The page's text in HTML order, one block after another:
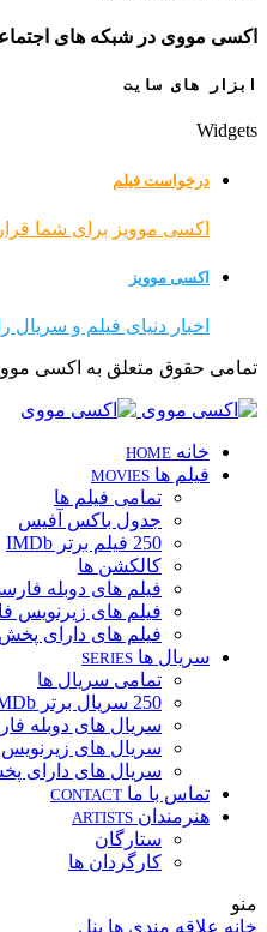
اکسی مووی در شبکه های
ابزار های سایت
Widgets
درخواست فیلم
اکسی موویز برای شما
اکسی موویز
اخبار دنیای فیلم و سریال
تمامی حقوق متعلق به اکسی
خانه HOME
فیلم ها MOVIES
تمامی فیلم ها
جدول باکس آفیس
250 فیلم برتر IMDb
کالکشن ها
فیلم های دوبله
فیلم های زیرنویس
فیلم های دارای پخش
سریال ها SERIES
تمامی سریال ها
250 سریال برتر IMDb
سریال های دوبله
سریال های
سریال های دارای
تماس با ما CONTACT
هنرمندان ARTISTS
ستارگان
کارگردان ها
منو
خانه علاقه مندی ها پنل